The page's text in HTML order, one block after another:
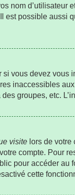
nom d’utilisateur
est possible aussi
vous devez vous
inaccessibles
groupes, etc.
visite lors de votre
compte. Pour
pour accéder au
cette